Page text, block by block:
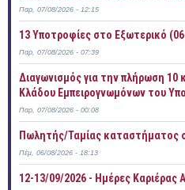
Παρ, 07/08/2026 - 12:15
13 Υποτροφίες στο Εξωτερικό
Παρ, 07/08/2026 - 07:39
Διαγωνισμός για την πλήρωση
Κλάδου Εμπειρογνωμόνων του
Παρ, 07/08/2026 - 00:08
Πωλητής/Ταμίας καταστήματος
Πέμ, 06/08/2026 - 18:13
12-13/09/2026 - Ημέρες Καριέρας